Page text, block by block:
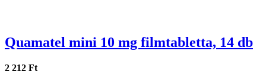
Quamatel mini 10 mg filmtabletta, 14 db
2 212 Ft